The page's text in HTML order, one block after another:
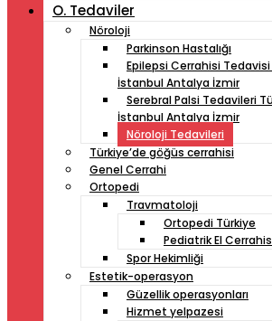
O. Tedaviler
Nöroloji
Parkinson Hastalığı
Epilepsi Cerrahisi
İstanbul Antalya İzmir
Serebral Palsi Tedavileri
İstanbul Antalya İzmir
Nöroloji Tedavileri
Türkiye’de göğüs cerrahisi
Genel Cerrahi
Ortopedi
Travmatoloji
Ortopedi Türkiye
Pediatrik El
Spor Hekimliği
Estetik-operasyon
Güzellik operasyonları
Hizmet yelpazesi